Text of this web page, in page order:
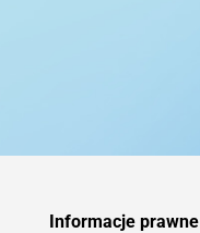
Informacje prawne